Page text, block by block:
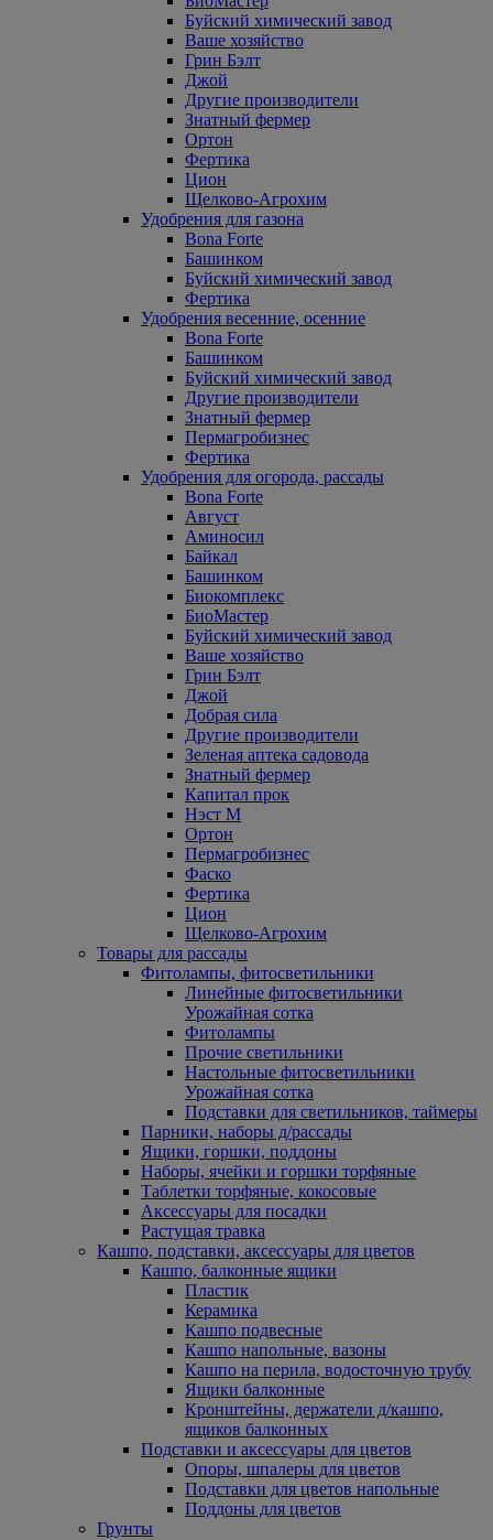
Буйский химический завод
Ваше хозяйство
Грин Бэлт
Джой
Другие производители
Знатный фермер
Ортон
Фертика
Цион
Щелково-Агрохим
Удобрения для газона
Bona Forte
Башинком
Буйский химический завод
Фертика
Удобрения весенние, осенние
Bona Forte
Башинком
Буйский химический завод
Другие производители
Знатный фермер
Пермагробизнес
Фертика
Удобрения для огорода, рассады
Bona Forte
Август
Аминосил
Байкал
Башинком
Биокомплекс
БиоМастер
Буйский химический завод
Ваше хозяйство
Грин Бэлт
Джой
Добрая сила
Другие производители
Зеленая аптека садовода
Знатный фермер
Капитал прок
Нэст М
Ортон
Пермагробизнес
Фаско
Фертика
Цион
Щелково-Агрохим
Товары для рассады
Фитолампы, фитосветильники
Линейные фитосветильники
Урожайная сотка
Фитолампы
Прочие светильники
Настольные фитосветильники
Урожайная сотка
Подставки для светильников, таймеры
Парники, наборы д/рассады
Ящики, горшки, поддоны
Наборы, ячейки и горшки торфяные
Таблетки торфяные, кокосовые
Аксессуары для посадки
Растущая травка
Кашпо, подставки, аксессуары для цветов
Кашпо, балконные ящики
Пластик
Керамика
Кашпо подвесные
Кашпо напольные, вазоны
Кашпо на перила, водосточную трубу
Ящики балконные
Кронштейны, держатели д/кашпо,
ящиков балконных
Подставки и аксессуары для цветов
Опоры, шпалеры для цветов
Подставки для цветов напольные
Поддоны для цветов
Грунты